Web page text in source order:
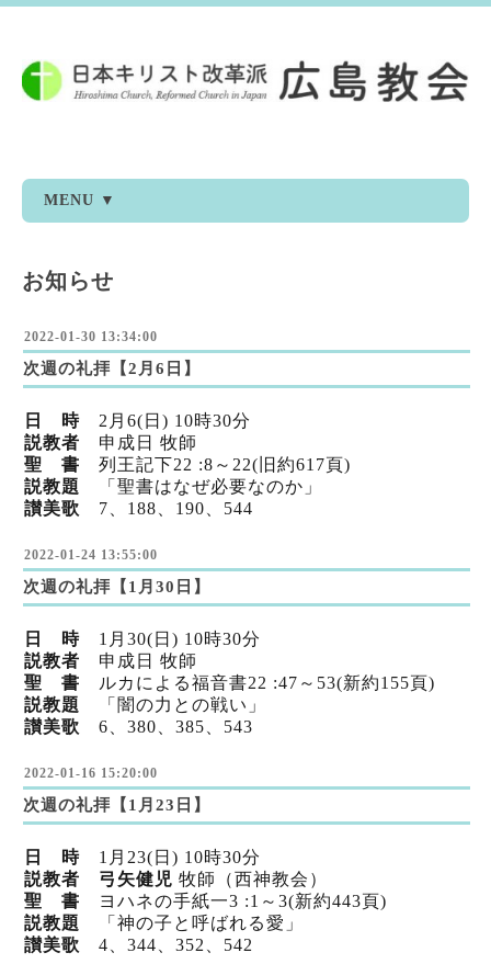
MENU ▼
お知らせ
2022-01-30 13:34:00
次週の礼拝【2月6日】
日 時 2 月6(日) 10時30分
説教者 申成日 牧師
聖 書 列王記下22 :8～22(旧 約617頁)
説教題
「聖書はなぜ必要なのか」
讃美歌 7、188、190、544
2022-01-24 13:55:00
次週の礼拝【1月30日】
日 時 1 月30(日) 10時30分
説教者 申成日 牧師
聖 書 ルカによる福音書22 :47～53(新約155頁)
説教題
「闇の力との戦い」
讃美歌 6、380、385、543
2022-01-16 15:20:00
次週の礼拝【1月23日】
日 時 1 月23(日) 10時30分
説教者 弓矢健児 牧師（西神教会）
聖 書 ヨハネの手紙一3 :1～3(新約443頁)
説教題
「神の子と呼ばれる愛」
讃美歌 4、344、352、542